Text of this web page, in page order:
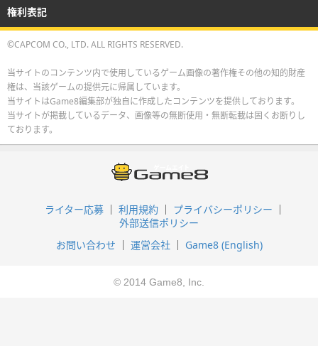
権利表記
©CAPCOM CO., LTD. ALL RIGHTS RESERVED.
当サイトのコンテンツ内で使用しているゲーム画像の著作権その他の知的財産
権は、当該ゲームの提供元に帰属しています。
当サイトはGame8編集部が独自に作成したコンテンツを提供しております。
当サイトが掲載しているデータ、画像等の無断使用・無断転載は固くお断りし
ております。
ライター応募 利用規約
プライバシーポリシー
外部送信ポリシー
お問い合わせ
運営会社 Game8 (English)
© 2014 Game8, Inc.